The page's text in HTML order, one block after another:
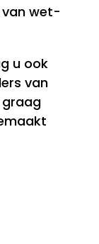
van wet-
u ook
van
graag